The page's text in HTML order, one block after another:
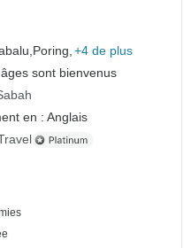
Poring, +4 de plus
sont bienvenus
en : Anglais